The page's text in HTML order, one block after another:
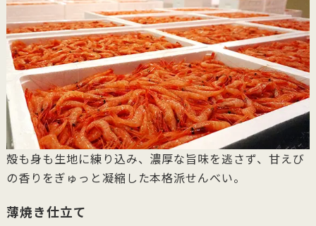
殻も身も生地に練り込み、濃厚な旨味を逃さず、甘えび
の香りをぎゅっと凝縮した本格派せんべい。
薄焼き仕立て